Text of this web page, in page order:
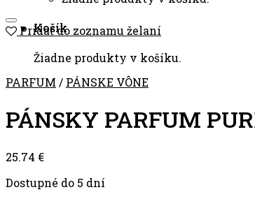
Košík
Žiadne produkty v košíku.
Pridať do zoznamu želaní
PARFUM / PÁNSKE VÔNE
PÁNSKY PARFUM
25.74 €
Dostupné do 5 dní